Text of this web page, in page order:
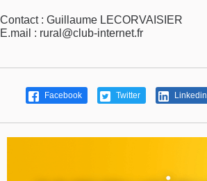
Contact : Guillaume LECORVAISIER
E.mail : rural@club-internet.fr
Facebook Twitter Linkedin